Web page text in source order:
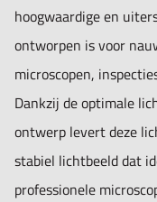
industriële
- Compatibel met
F5100 en andere
- Ondersteunt
Technische
- Aantal armen: 1
hoogwaardige en
ontworpen is voor
microscopen,
Dankzij de optimale
ontwerp levert deze
stabiel lichtbeeld dat
professionele